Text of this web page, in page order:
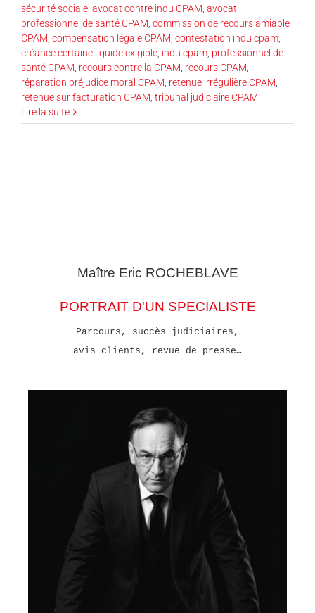
sécurité sociale avocat contre indu CPAM avocat
professionnel de santé CPAM commission de recours amiable
CPAM compensation légale CPAM contestation indu cpam
créance certaine liquide exigible indu cpam professionnel de
santé CPAM recours contre la CPAM recours CPAM
réparation préjudice moral CPAM retenue irrégulière CPAM
retenue sur facturation CPAM tribunal judiciaire CPAM
Lire la suite
Maître Eric ROCHEBLAVE
PORTRAIT D'UN SPECIALISTE
Parcours, succès judiciaires,
avis clients, revue de presse…